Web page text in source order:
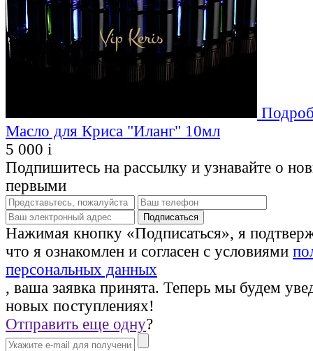
Масло для Криса "Иланг" 10мл
5 000 i
Подпишитесь на рассылку и узнавайте о
первыми
Нажимая кнопку «Подписаться», я
что я ознакомлен и согласен с условиями
персональных данных
, ваша заявка принята. Теперь мы будем
новых поступлениях!
Отправить еще одну?